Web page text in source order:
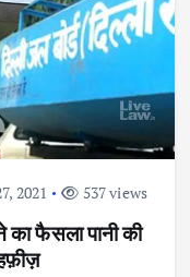
2021 537 views
का फैसला पानी की